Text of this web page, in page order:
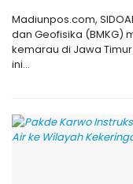
Madiunpos.com,
dan Geofisika (BMKG)
kemarau di Jawa
ini...